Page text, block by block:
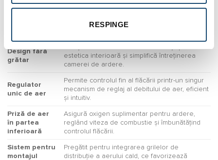
RESPINGE
mm, oferind autonomie ridicată și confort în
Design fără
grătar
estetica interioară și simplifică întreținerea
camerei de ardere.
Regulator
unic de aer
Permite controlul fin al flăcării printr-un singur
mecanism de reglaj al debitului de aer, eficient
și intuitiv.
Priză de aer
în partea
inferioară
Asigură oxigen suplimentar pentru ardere,
reglând viteza de combustie și îmbunătățind
controlul flăcării.
Sistem pentru
montajul
Pregătit pentru integrarea grilelor de
distribuție a aerului cald, ce favorizează